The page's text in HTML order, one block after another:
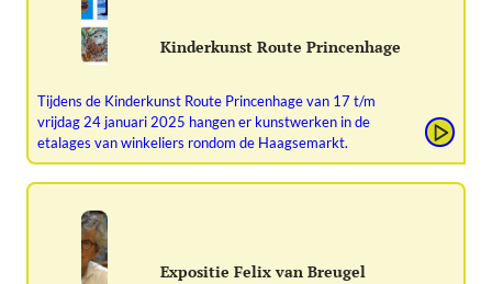
Kinderkunst Route Princenhage
Tijdens de Kinderkunst Route Princenhage van 17 t/m
vrijdag 24 januari 2025 hangen er kunstwerken in de
etalages van winkeliers rondom de Haagsemarkt.
Expositie Felix van Breugel